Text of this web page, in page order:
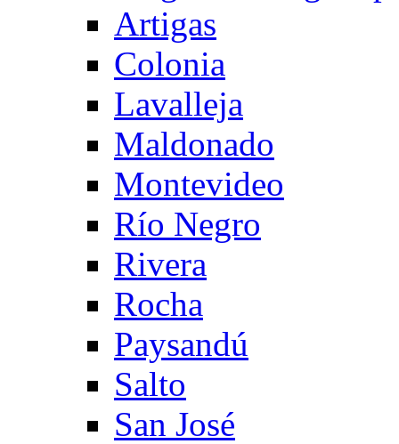
Artigas
Colonia
Lavalleja
Maldonado
Montevideo
Río Negro
Rivera
Rocha
Paysandú
Salto
San José